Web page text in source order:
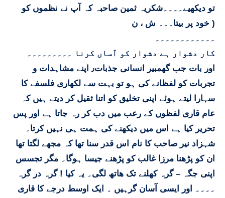
تو دیکھیے۔۔۔۔شکریہ ثمین صاحبہ کہ آپ نے نظموں کو
خود پر بیتا۔۔۔ ش ، ن )
۔۔۔۔۔۔۔۔۔۔۔۔
کار دشوار ہے دشوار کو آساں کرنا ۔۔۔۔۔۔۔۔۔
اور بات جب گھمبیر انسانی جذبات٫ اپنے مشاہدات و
تجربات کو لفظانے کی ہو تو بہت سے لکھاری فلسفے کا
سہارا لیتے ہوئے اپنی تخليق کو اتنا ثقيل کر دیتے ہیں کہ
عام قاری لفظوں کے رعب میں دب کر رہ جاتا ہے اور پس
تحریر کیا ہے اس میں دیکھنے کی ہمت ہی نہیں کرتا۔
شہزاد نیر صاحب کا نام اس قدر سنا تھا کہ مجھے لگتا تھا
ان کو پڑهنا مرزا غالب کو پڑھنے جیسا ہوگا۔ مگر تجسس
اپنی جگہ – گرہ کھلنے تک هاتھ لگی۔ یہ کیا ! گرہ در گرہ
۔۔۔۔ اور ایسی آسان گرہیں ۔ ایک اوسط درجے کا قاری